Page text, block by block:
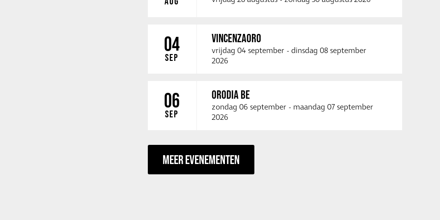
04
SEP
VINCENZAORO
vrijdag 04 september - dinsdag 08 september
2026
06
SEP
ORODIA BE
zondag 06 september - maandag 07 september
2026
MEER EVENEMENTEN